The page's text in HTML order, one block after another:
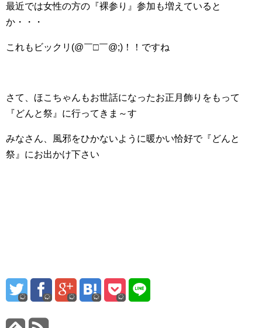
最近では女性の方の『裸参り』参加も増えていると
か・・・
これもビックリ(@￣□￣@;)！！ですね
さて、ほこちゃんもお世話になったお正月飾りをもって
『どんと祭』に行ってきま～す
みなさん、風邪をひかないように暖かい恰好で『どんと
祭』にお出かけ下さい